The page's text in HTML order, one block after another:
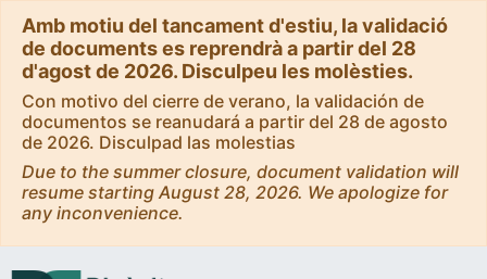
Amb motiu del tancament d'estiu, la validació
de documents es reprendrà a partir del 28
d'agost de 2026. Disculpeu les molèsties.
Con motivo del cierre de verano, la validación de
documentos se reanudará a partir del 28 de agosto
de 2026. Disculpad las molestias
Due to the summer closure, document validation will
resume starting August 28, 2026. We apologize for
any inconvenience.